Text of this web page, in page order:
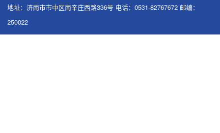
地址：济南市市中区南辛庄西路336号 电话：0531-82767672 邮编：
250022